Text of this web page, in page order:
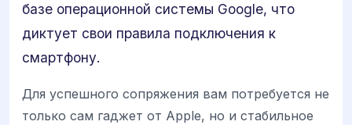
базе операционной системы Google, что
диктует свои правила подключения к
смартфону.
Для успешного сопряжения вам потребуется не
только сам гаджет от Apple, но и стабильное